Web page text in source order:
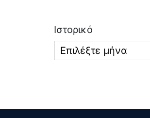
Ιστορικό